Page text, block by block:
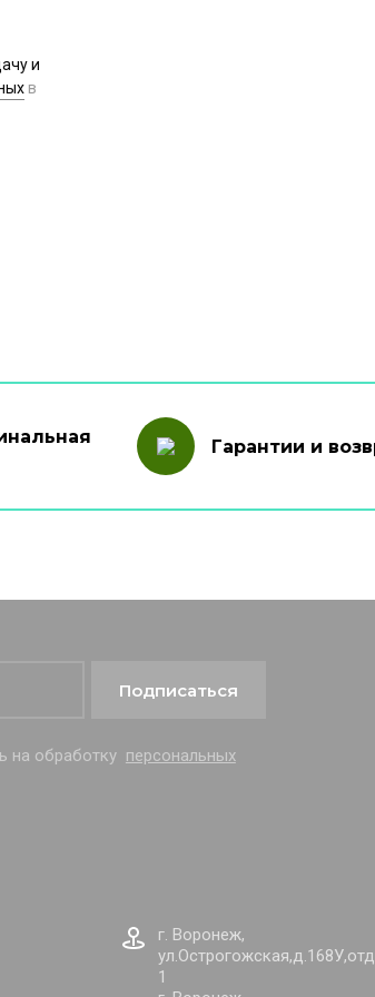
и
в
Гарантии и
на обработку персональных
Подписаться
г. Воронеж,
1